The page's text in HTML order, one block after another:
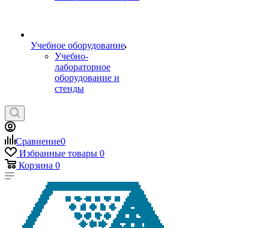
Учебное оборудование
Учебно-
лабораторное
оборудование и
стенды
Сравнение0
Избранные товары 0
Корзина 0